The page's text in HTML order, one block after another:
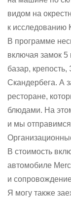
видом на
к исследованию
В программе
включая замок
базар,
Скандербега. А
ресторане,
блюдами. На
и мы
В стоимость
автомобиле
и
Я могу также